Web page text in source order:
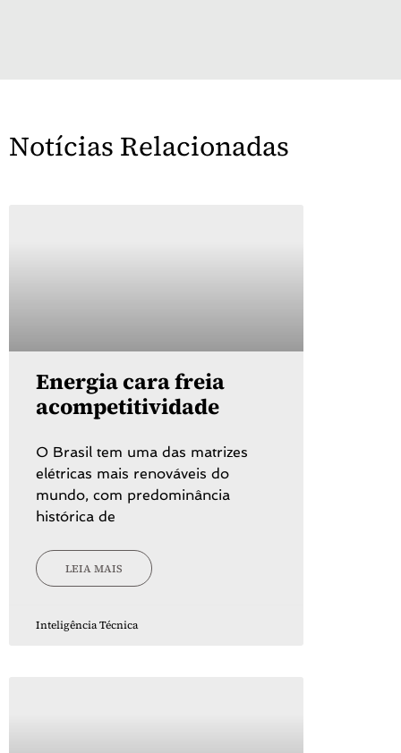
Notícias Relacionadas
Energia cara freia
acompetitividade
O Brasil tem uma das matrizes
elétricas mais renováveis do
mundo, com predominância
histórica de
LEIA MAIS
Inteligência Técnica